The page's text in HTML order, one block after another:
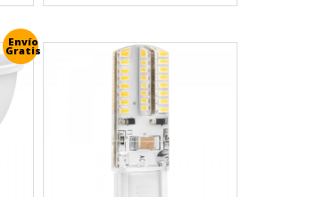
Envío
Gratis